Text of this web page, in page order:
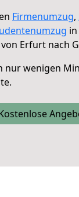
Firmenumzug,
von Erfurt nach
nur wenigen